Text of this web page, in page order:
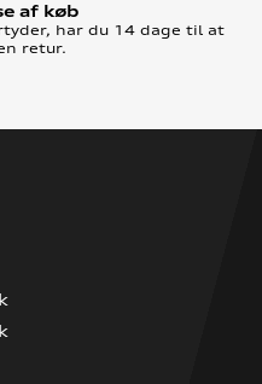
af køb
har du 14 dage til at
retur.